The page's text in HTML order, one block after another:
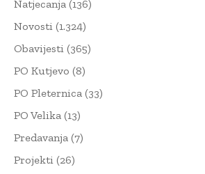
Natjecanja (136)
Novosti (1.324)
Obavijesti (365)
PO Kutjevo (8)
PO Pleternica (33)
PO Velika (13)
Predavanja (7)
Projekti (26)